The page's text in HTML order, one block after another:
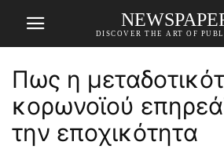
DISCOVER THE ART OF
Πως η
κορωνοϊού
την εποχικότητα